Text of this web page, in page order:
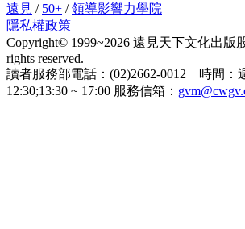
遠見 / 50+ /領導影響力學院
隱私權政策
Copyright© 1999~2026 遠見天下文化出版
rights reserved.
讀者服務部電話：(02)2662-0012 時間：
12:30;13:30 ~ 17:00 服務信箱：